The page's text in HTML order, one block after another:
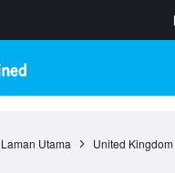
Laman Utama United Kingdom